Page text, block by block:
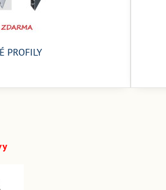
PROFILY